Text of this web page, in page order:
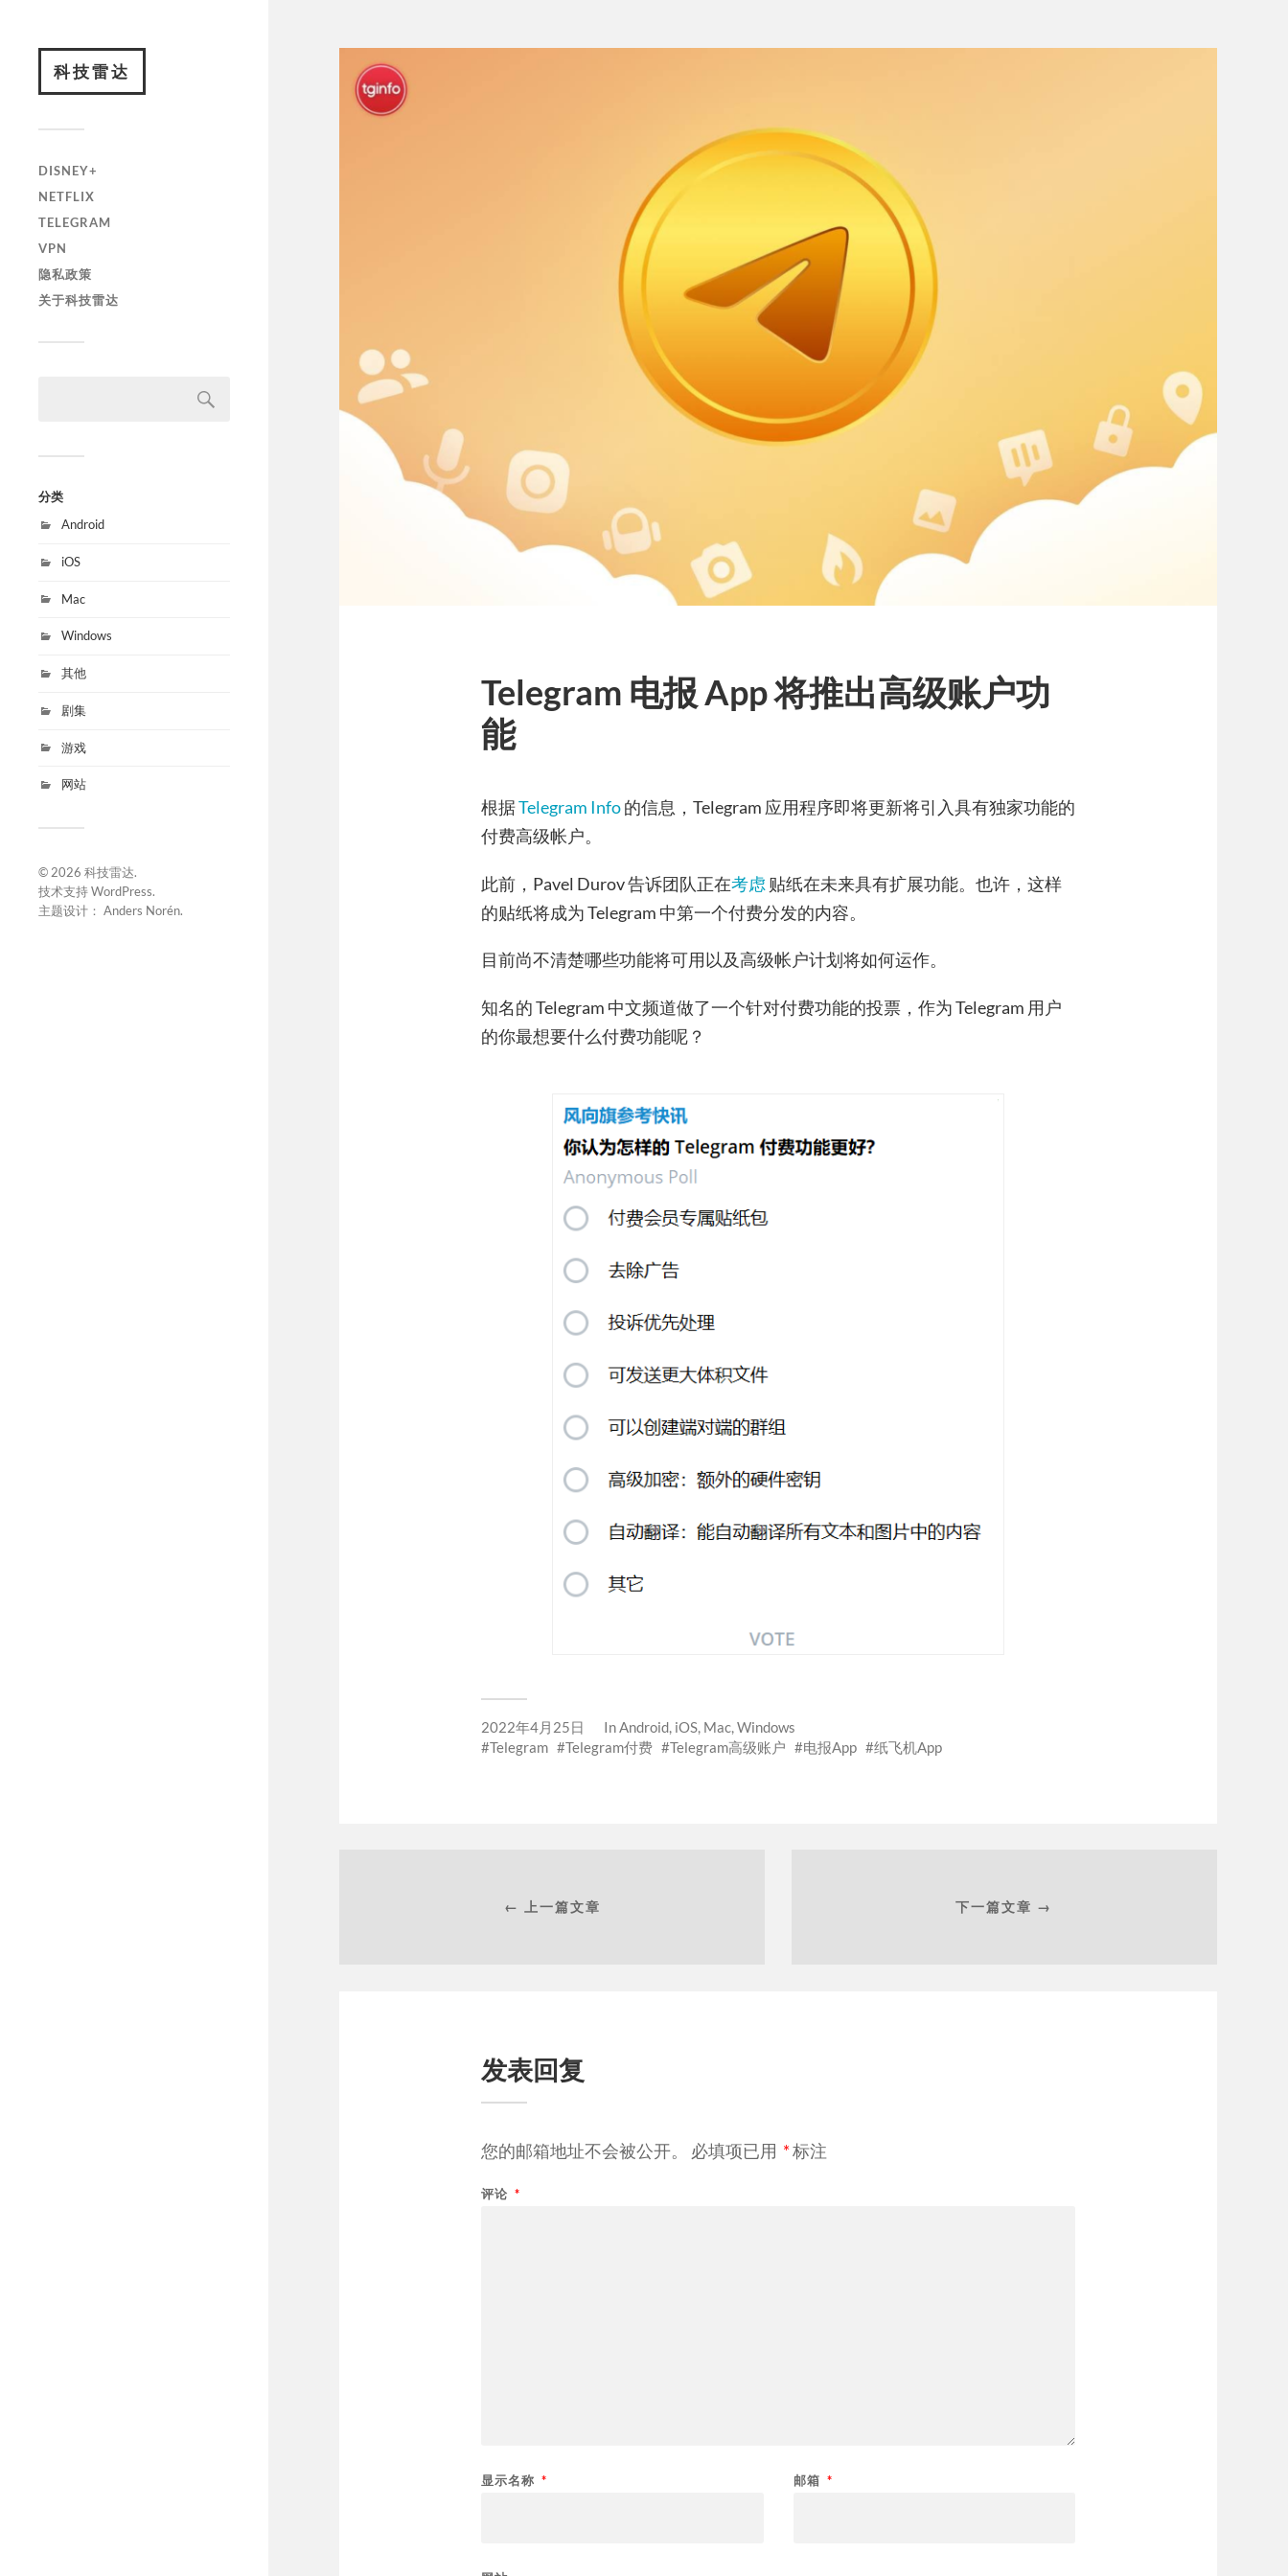
科技雷达
DISNEY+
NETFLIX
TELEGRAM
VPN
隐私政策
关于科技雷达
分类
Android
iOS
Mac
Windows
其他
剧集
游戏
网站
© 2026 科技雷达.
技术支持WordPress.
主题设计： Anders Norén.
Telegram 电报 App 将推出高级账户功
能
根据Telegram Info的信息，Telegram 应用程序即将更新将引入具有独家功能的
付费高级帐户。
此前，Pavel Durov 告诉团队正在考虑 贴纸在未来具有扩展功能。也许，这样
的贴纸将成为 Telegram 中第一个付费分发的内容。
目前尚不清楚哪些功能将可用以及高级帐户计划将如何运作。
知名的 Telegram 中文频道做了一个针对付费功能的投票，作为 Telegram 用户
的你最想要什么付费功能呢？
2022年4月25日 InAndroid, iOS, Mac,Windows
Telegram
Telegram付费 Telegram高级账户 电报App 纸飞机App
← 上一篇文章 下一篇文章 →
发表回复
您的邮箱地址不会被公开。 必填项已用 *标注
评论 *
显示名称 * 邮箱 *